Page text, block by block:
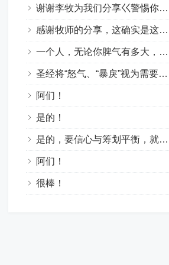
谢谢李牧为我们分享巜警惕你的怒气与戾气》！这是一篇好文！是提醒和警戒我们发生问题要控制自已的情绪。克制负面情绪。要快快听，慢慢说，因戾气不能成就神的义。怒气会导致罪恶和灵魂的亏损！因此，当我们心里烦躁时要安静沉淀，管控自己的情绪，管住口舌，不要让坏情绪掌控言语与行为。要以温和的言语回答问题！愿神帮助我们！
感谢牧师的分享，这确实是这个世代非常扎心且及时的信息。结合这两处经文，很深的触动到我……1. “快”与“慢”的智慧（雅1:19）：圣灵提醒我们要“快快的听”（倾听神的声音与他人的苦衷），“慢慢的说”（克制口舌），“慢慢的动怒”。因为人的怒气并不能成就神的义。很多时候，我们发怒不是因为“公义”，而是因为“自我”受到了冒犯。2. “柔和的舌头”是解药（箴15:1）：暴戾会点燃战火，唯有柔和能化解危机。面对这个充满挑唆和压力的环境，我们无法靠“忍”来消灭怒气，唯有靠着圣灵结出“节制”的果子——在情绪上头的那几秒里，转向神，把审判权交给祂。求主帮助我们，不把“发脾气”当作“真性情”，而是靠主做情绪的好管家。愿我们口中的言语、心里的意念，在祂面前蒙悦纳，也能成为身边人的祝福。阿们！????
一个人，无论你脾气有多大，戾气有多猛，并不表明你有多能，只能说你有多狂和无知与无德！
圣经将“怒气、“暴戾”视为需要克制的负面情感，提倡通过忍耐、宽恕和依靠神来管理怒气和戾气，从而避免因失控的愤怒带来罪恶和破坏。愿神帮助我们，管理好我们的情绪，去更好地荣神益人。阿们！
阿们！
是的！
是的，要信心与筹划平衡，就要住在主里面。靠主帮助我们两者得与平衡因此在主里面得与丰富！愿主纪念李牧师的辛劳！
阿们！
很棒！